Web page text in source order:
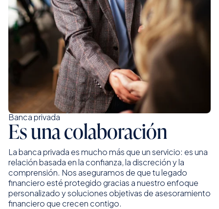
Banca privada
Es una colaboración
La banca privada es mucho más que un servicio: es una
relación basada en la confianza, la discreción y la
comprensión. Nos aseguramos de que tu legado
financiero esté protegido gracias a nuestro enfoque
personalizado y soluciones objetivas de asesoramiento
financiero que crecen contigo.